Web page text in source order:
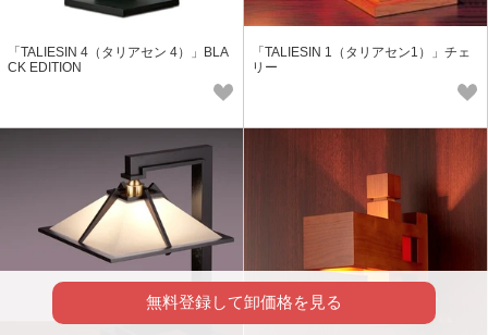
「TALIESIN 4（タリアセン 4）」BLA
CK EDITION
「TALIESIN 1（タリアセン1）」チェ
リー
無料登録して卸価格を見る